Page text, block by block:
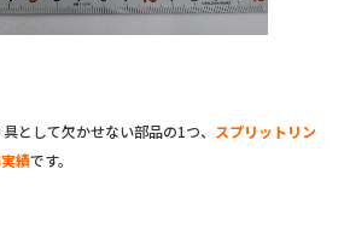
として欠かせない部品の1つ、 スプリットリン
績です。